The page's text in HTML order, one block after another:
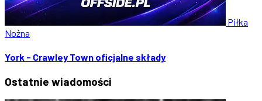
Piłka
Nożna
York - Crawley Town oficjalne składy
Ostatnie wiadomości